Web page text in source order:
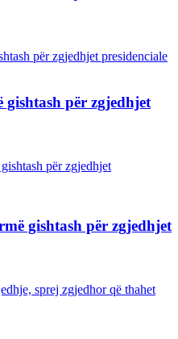
gishtash për zgjedhjet
gishtash për zgjedhjet